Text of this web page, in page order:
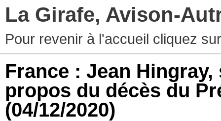
La Girafe, Avison-
Pour revenir à l'accueil cliquez
France : Jean
propos du décès du
(04/12/2020)